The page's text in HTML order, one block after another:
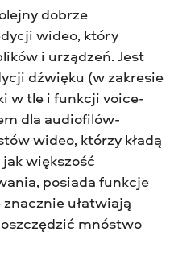
dobrze
wideo, który
i urządzeń. Jest
dźwięku (w zakresie
w tle i funkcji voice-
dla audiofilów-
wideo, którzy kładą
większość
posiada funkcje
ułatwiają
mnóstwo